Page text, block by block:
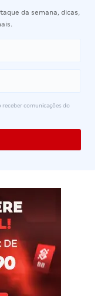
da semana, dicas,
receber comunicações do